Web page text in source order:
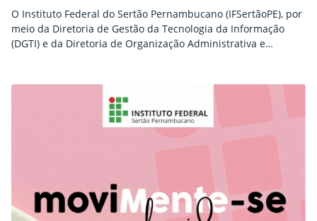
O Instituto Federal do Sertão Pernambucano (IFSertãoPE), por
meio da Diretoria de Gestão da Tecnologia da Informação
(DGTI) e da Diretoria de Organização Administrativa e
colegiados institucionais voltados ao fortalecimento da
governança, da segurança da informação e da privacidade: o
Comitê Gestor de Segurança da Informação (CGSI) e…